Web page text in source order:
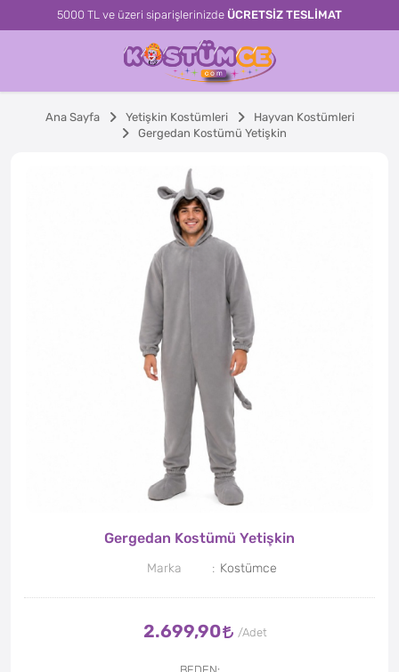
5000 TL ve üzeri siparişlerinizde ÜCRETSİZ TESLİMAT
Ana Sayfa Yetişkin Kostümleri
Hayvan Kostümleri
Gergedan Kostümü Yetişkin
Gergedan Kostümü Yetişkin
Marka Kostümce
2.699,90